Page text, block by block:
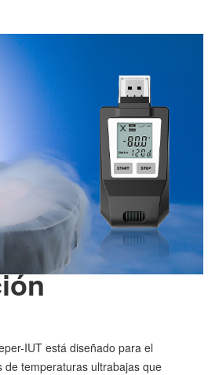
IUT está diseñado para el
de temperaturas ultrabajas que